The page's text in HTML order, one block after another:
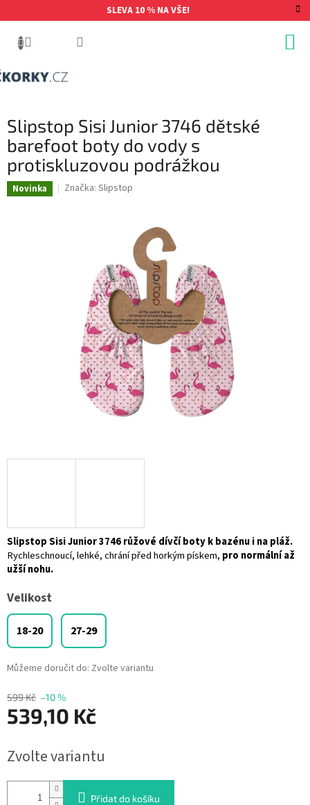
na
SLEVA 10 % NA VŠE!
Slipstop Sisi Junior 3746 dětské
barefoot boty do vody s
protiskluzovou podrážkou
Novinka Značka: Slipstop
599 Kč –10 %
539,10 Kč
cena:
Zvolte variantu
Velikost
18-20 27-29
Můžeme doručit do: Zvolte variantu
Přidat do košíku
Slipstop Sisi Junior 3746 růžové dívčí boty k bazénu i na pláž.
Rychleschnoucí, lehké, chrání před horkým pískem, pro normální až
užší nohu.